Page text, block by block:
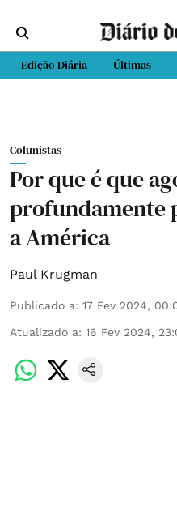
Edição Diária Últimas
Colunistas
Por que é que
profundamente
a América
Paul Krugman
Publicado a: 17 Fev 2024,
Atualizado a: 16 Fev 2024,